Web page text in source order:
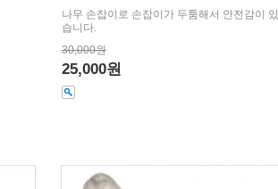
나무 손잡이로 손잡이가 두툼해서 안전감이 있
습니다.
30,000원
25,000원